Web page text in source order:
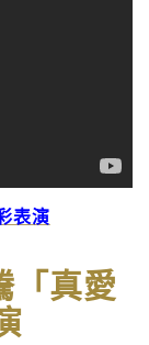
表演
「真愛